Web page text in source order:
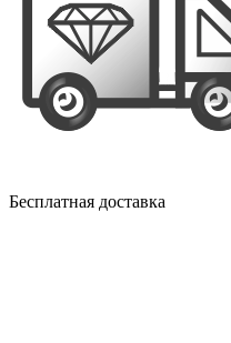
Бесплатная доставка